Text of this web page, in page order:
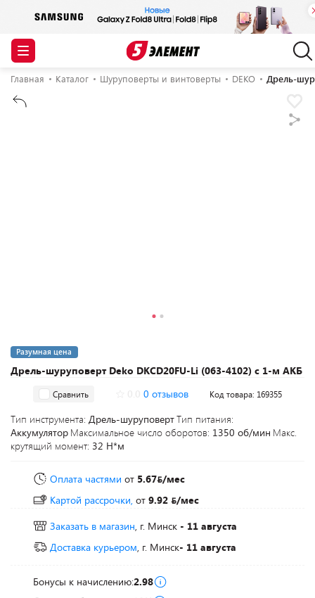
Главная Каталог Шуруповерты и винтоверты DEKO Дрель-
Дрель-шуруповерт Deko DKCD20FU-Li (063-4102) с 1-м АКБ
Разумная цена
Сравнить 0 отзывов Код товара: 169355
Тип инструмента: Дрель-шуруповертТип питания:
Аккумулятор Максимальное число оборотов: 1350 об/мин Макс.
крутящий момент: 32 Н*м
Оплата частями от 5.67 /мес
Картой рассрочки, от 9.92
/мес
Заказать в магазин, г. Минск - 11 августа
Доставка курьером, г. Минск- 11 августа
Бонусы к начислению:2.98